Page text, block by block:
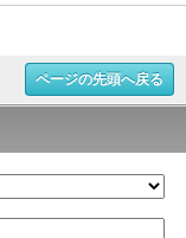
ページの先頭へ戻る